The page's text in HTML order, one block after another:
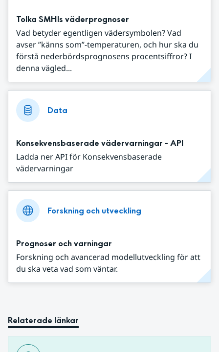
Tolka SMHIs väderprognoser
Vad betyder egentligen vädersymbolen? Vad
avser ”känns som”-temperaturen, och hur ska du
förstå nederbördsprognosens procentsiffror? I
denna vägled...
Data
Konsekvensbaserade vädervarningar - API
Ladda ner API för Konsekvensbaserade
vädervarningar
Forskning och utveckling
Prognoser och varningar
Forskning och avancerad modellutveckling för att
du ska veta vad som väntar.
Relaterade länkar